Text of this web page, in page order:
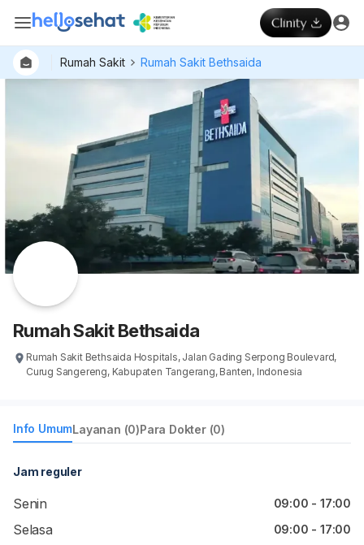
Rumah Sakit Rumah Sakit Bethsaida
Rumah Sakit Bethsaida
Rumah Sakit Bethsaida Hospitals, Jalan Gading Serpong Boulevard,
Curug Sangereng, Kabupaten Tangerang, Banten, Indonesia
Info UmumLayanan (0)Para Dokter (0)
Jam reguler
Senin 09:00 - 17:00
Selasa 09:00 - 17:00